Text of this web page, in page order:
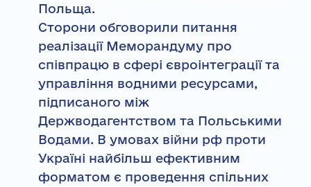
Польща.
Сторони обговорили питання
реалізації Меморандуму про
співпрацю в сфері євроінтеграції та
управління водними ресурсами,
підписаного між
Держводагентством та Польськими
Водами. В умовах війни рф проти
Україні найбільш ефективним
форматом є проведення спільних